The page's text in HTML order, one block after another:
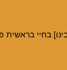
בחיי